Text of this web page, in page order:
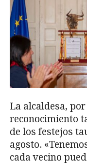
La alcaldesa,
reconocimiento
de los festejos
agosto.
cada vecino